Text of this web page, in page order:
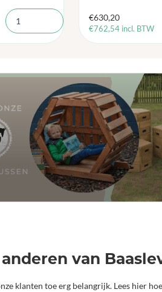
€630,20
€762,54 incl. BTW
van
klanten toe erg belangrijk. Lees hier